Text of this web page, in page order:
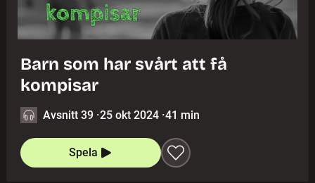
Barn som har svårt att få
kompisar
Avsnitt 39 ·25 okt 2024 ·41 min
Spela